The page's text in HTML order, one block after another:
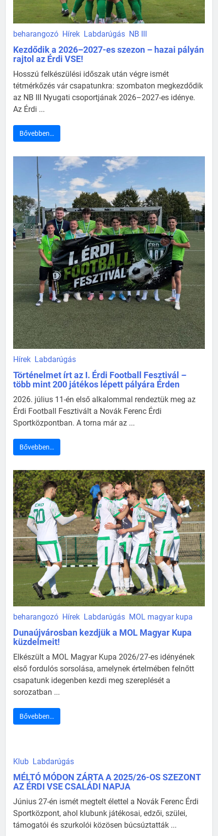
beharangozó Hírek Labdarúgás NB III
Kezdődik a 2026–2027-es szezon – hazai pályán
rajtol az Érdi VSE!
Hosszú felkészülési időszak után végre ismét
tétmérkőzés vár csapatunkra: szombaton megkezdődik
az NB III Nyugati csoportjának 2026–2027-es idénye.
Az Érdi ...
Bővebben…
Hírek Labdarúgás
Történelmet írt az I. Érdi Football Fesztivál –
több mint 200 játékos lépett pályára Érden
2026. július 11-én első alkalommal rendeztük meg az
Érdi Football Fesztivált a Novák Ferenc Érdi
Sportközpontban. A torna már az ...
Bővebben…
beharangozó Hírek Labdarúgás MOL magyar kupa
Dunaújvárosban kezdjük a MOL Magyar Kupa
küzdelmeit!
Elkészült a MOL Magyar Kupa 2026/27-es idényének
első fordulós sorsolása, amelynek értelmében felnőtt
csapatunk idegenben kezdi meg szereplését a
sorozatban ...
Bővebben…
Klub Labdarúgás
MÉLTÓ MÓDON ZÁRTA A 2025/26-OS SZEZONT
AZ ÉRDI VSE CSALÁDI NAPJA
Június 27-én ismét megtelt élettel a Novák Ferenc Érdi
Sportközpont, ahol klubunk játékosai, edzői, szülei,
támogatói és szurkolói közösen búcsúztatták ...